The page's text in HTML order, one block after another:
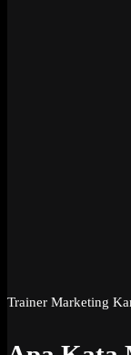
Trainer Marketing